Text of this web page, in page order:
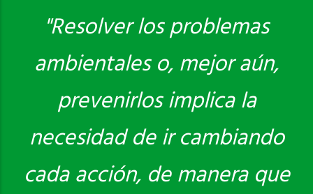
Saber más
"Resolver los problemas
ambientales o, mejor aún,
prevenirlos implica la
necesidad de ir cambiando
cada acción, de manera que